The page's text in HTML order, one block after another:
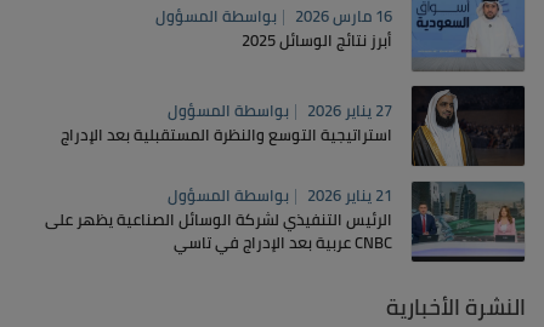
16 مارس 2026 بواسطةالمسؤول
أبرز نتائج الوسائل 2025
27 يناير 2026 بواسطةالمسؤول
استراتيجية التوسع والنظرة المستقبلية بعد الإدراج
21 يناير 2026 بواسطةالمسؤول
الرئيس التنفيذي لشركة الوسائل الصناعية يظهر على
CNBC عربية بعد الإدراج في تاسي
النشرة الأخبارية